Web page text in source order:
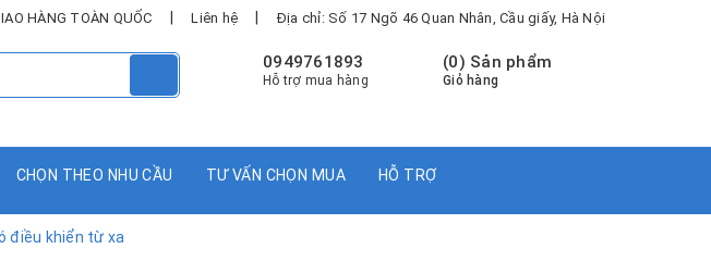
HÀNG TOÀN QUỐC Liên hệ Địa chỉ: Số 17 Ngõ 46 Quan Nhân, Cầu giấy, Hà Nội
(0) Sản phẩm
Giỏ hàng
0949761893
Hỗ trợ mua hàng
CHỌN THEO NHU CẦU TƯ VẤN CHỌN MUA HỖ TRỢ
điều khiển từ xa